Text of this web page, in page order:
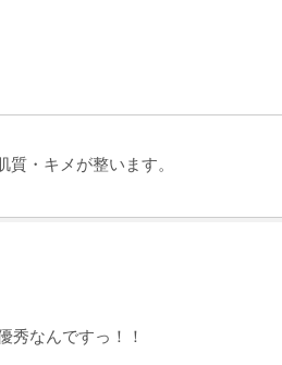
・キメが整います。
秀なんですっ！！